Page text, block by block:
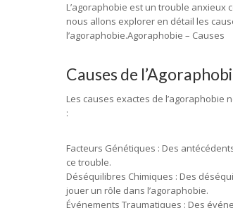
L’agoraphobie est un trouble anxieux
nous allons explorer en détail les
l’agoraphobie.Agoraphobie – Causes
Causes de
Les causes exactes de
:
Facteurs Génétiques : Des
ce trouble.
Déséquilibres Chimiques : Des
jouer un rôle dans l’agoraphobie.
Événements Traumatiques : Des